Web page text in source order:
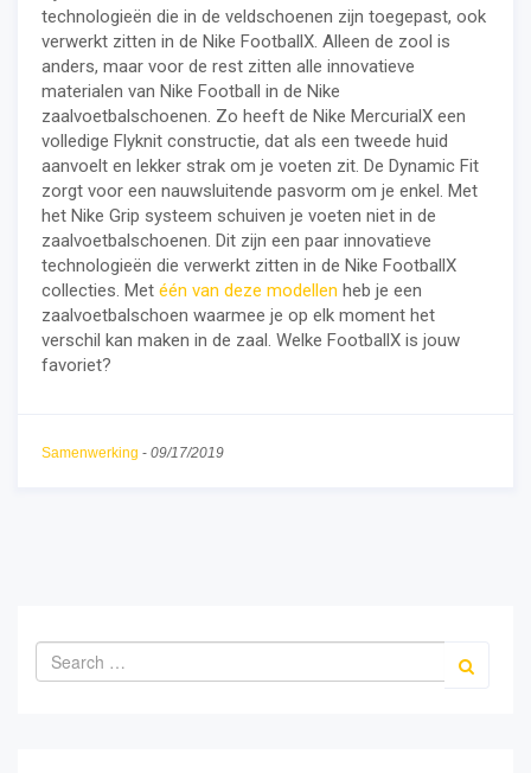
technologieën die in de veldschoenen zijn toegepast, ook
verwerkt zitten in de Nike FootballX. Alleen de zool is
anders, maar voor de rest zitten alle innovatieve
materialen van Nike Football in de Nike
zaalvoetbalschoenen. Zo heeft de Nike MercurialX een
volledige Flyknit constructie, dat als een tweede huid
aanvoelt en lekker strak om je voeten zit. De Dynamic Fit
zorgt voor een nauwsluitende pasvorm om je enkel. Met
het Nike Grip systeem schuiven je voeten niet in de
zaalvoetbalschoenen. Dit zijn een paar innovatieve
technologieën die verwerkt zitten in de Nike FootballX
collecties. Met één van deze modellen heb je een
zaalvoetbalschoen waarmee je op elk moment het
verschil kan maken in de zaal. Welke FootballX is jouw
favoriet?
Samenwerking - 09/17/2019